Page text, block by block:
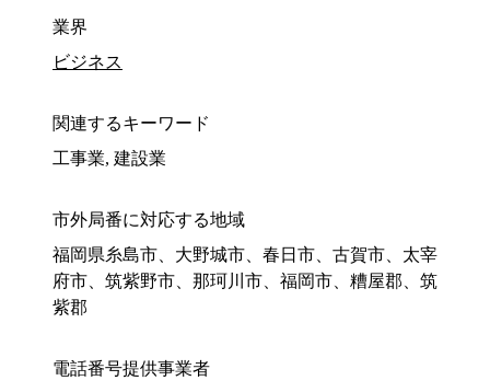
業界
ビジネス
関連するキーワード
工事業, 建設業
市外局番に対応する地域
福岡県糸島市、大野城市、春日市、古賀市、太宰
府市、筑紫野市、那珂川市、福岡市、糟屋郡、筑
紫郡
電話番号提供事業者